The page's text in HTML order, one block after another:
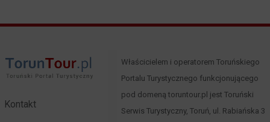
Kontakt
Właścicielem i operatorem Toruńskiego
Portalu Turystycznego funkcjonującego
pod domeną toruntour.pl jest Toruński
Serwis Turystyczny, Toruń, ul. Rabiańska 3